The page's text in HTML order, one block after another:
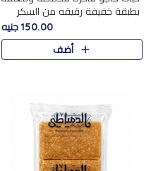
بطبقة خفيفة رقيقه من السكر
المكرمل، تجمع بين توازن النعومة
زبدية غنية فاخرة والقرمشة
المرضية في حلوى شرقية بطاب..
150.00 جنيه
أضف